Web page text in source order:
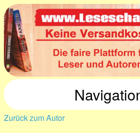
Zurück zum Autor